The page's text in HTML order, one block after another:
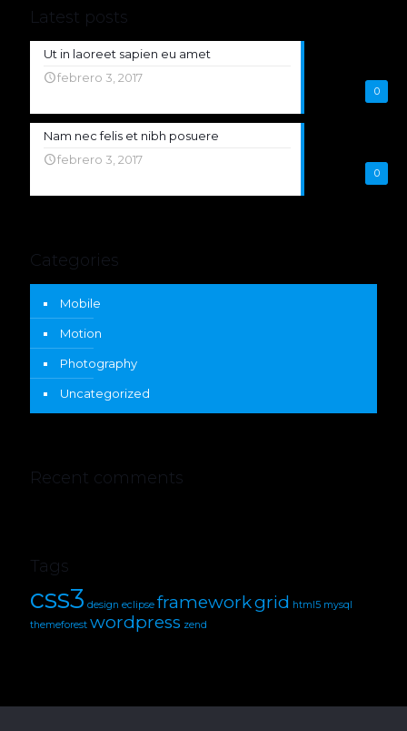
Latest posts
0
Ut in laoreet sapien eu amet
febrero 3, 2017
0
Nam nec felis et nibh posuere
febrero 3, 2017
Categories
Mobile
Motion
Photography
Uncategorized
Recent comments
Tags
css3 design eclipse frameworkgrid html5 mysql
themeforest wordpress zend